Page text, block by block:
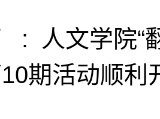
:
人文学院“
期活动顺利